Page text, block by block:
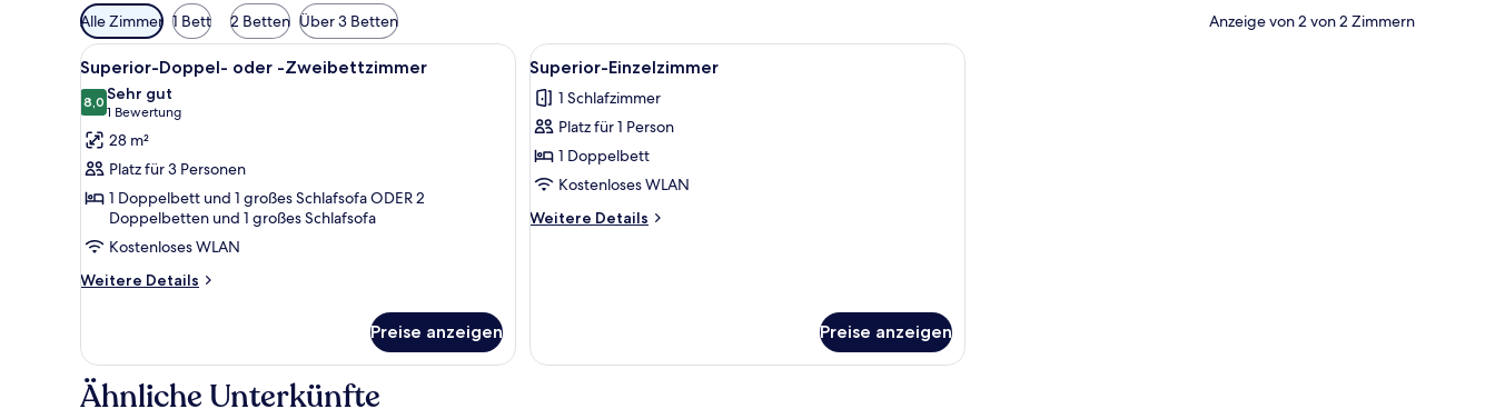
Verfügbare
Filter
für
Zimmer
Alle Zimmer 1 Bett 2 Betten Über 3 Betten Anzeige von 2 von 2 Zimmern
Alle
Fotos
für
Superior-
Doppel-
oder
-
Zweibettzimmer
anzeigen
Allergikerbettwaren, Zimmersafe, Schreibtisch, Bügeleisen/Bügelbrett
5
Superior-Doppel- oder -Zweibettzimmer
8,08,0 von 10
Sehr gut
1 Bewertung
(1
Bewertung)
28 m²
Platz für 3 Personen
1 Doppelbett und 1 großes Schlafsofa ODER 2
Doppelbetten und 1 großes Schlafsofa
Kostenloses WLAN
Weitere Details
Weitere
Doppel-
oder
-
Preise anzeigen
Alle
Fotos
für
Superior-
Einzelzimmer
anzeigen
Allergikerbettwaren, Zimmersafe, Schreibtisch, Bügeleisen/Bügelbrett
4
Superior-Einzelzimmer
1 Schlafzimmer
Platz für 1 Person
1 Doppelbett
Kostenloses WLAN
Weitere Details
Weitere
Preise anzeigen
Ähnliche Unterkünfte